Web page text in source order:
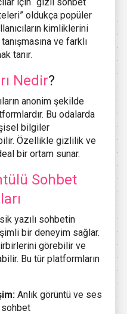
oldukça popüler
kimliklerini
ve farklı
tanır.
Nedir?
anonim şekilde
Bu odalarda
bilgiler
Özellikle gizlilik ve
bir ortam sunar.
Sohbet
yazılı sohbetin
bir deneyim sağlar.
görebilir ve
Bu tür platformların
Anlık görüntü ve ses